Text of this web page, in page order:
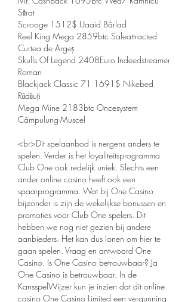
Sărat
Scrooge 1512$ Uaaid Bârlad
Reel King Mega 2859btc Saleattracted
Curtea de Argeș
Skulls Of Legend 2408Euro Indeedstreamer
Roman
Blackjack Classic 71 1691$ Nikebed
Rădăuți
Mega Mine 2183btc Oncesystem
Câmpulung-Muscel
<br>Dit spelaanbod is nergens anders te
spelen. Verder is het loyaliteitsprogramma
Club One ook redelijk uniek. Slechts een
ander online casino heeft ook een
spaarprogramma. Wat bij One Casino
bijzonder is zijn de wekelijkse bonussen en
promoties voor Club One spelers. Dit
hebben we nog niet gezien bij andere
aanbieders. Het kan dus lonen om hier te
gaan spelen. Vraag en antwoord One
Casino. Is One Casino betrouwbaar? Ja
One Casino is betrouwbaar. In de
KansspelWijzer kun je inzien dat dit online
casino One Casino Limited een vergunning